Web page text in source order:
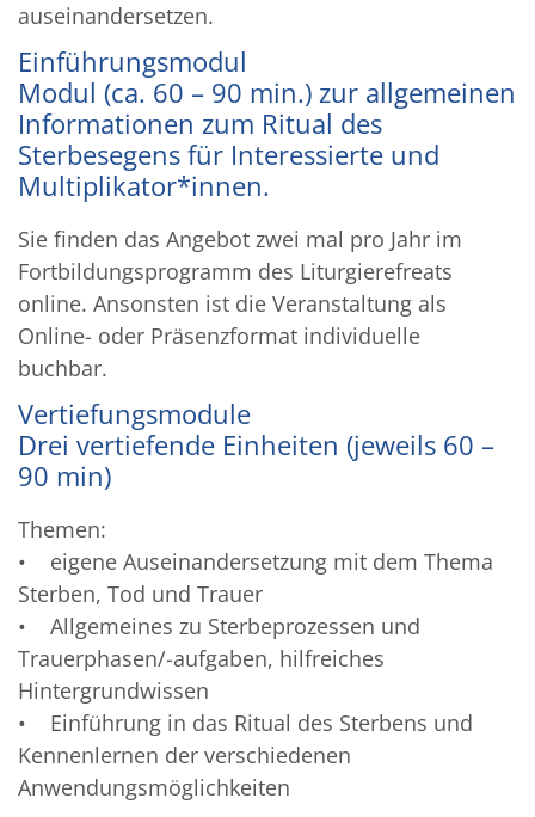
auseinandersetzen.
Einführungsmodul
Modul (ca. 60 – 90 min.) zur allgemeinen
Informationen zum Ritual des
Sterbesegens für Interessierte und
Multiplikator*innen.
Sie finden das Angebot zwei mal pro Jahr im
Fortbildungsprogramm des Liturgierefreats
online. Ansonsten ist die Veranstaltung als
Online- oder Präsenzformat individuelle
buchbar.
Vertiefungsmodule
Drei vertiefende Einheiten (jeweils 60 –
90 min)
Themen:
• eigene Auseinandersetzung mit dem Thema
Sterben, Tod und Trauer
• Allgemeines zu Sterbeprozessen und
Trauerphasen/-aufgaben, hilfreiches
Hintergrundwissen
• Einführung in das Ritual des Sterbens und
Kennenlernen der verschiedenen
Anwendungsmöglichkeiten